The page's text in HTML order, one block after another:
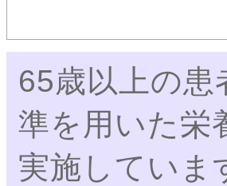
65歳以上の
準を用いた栄
実施していま